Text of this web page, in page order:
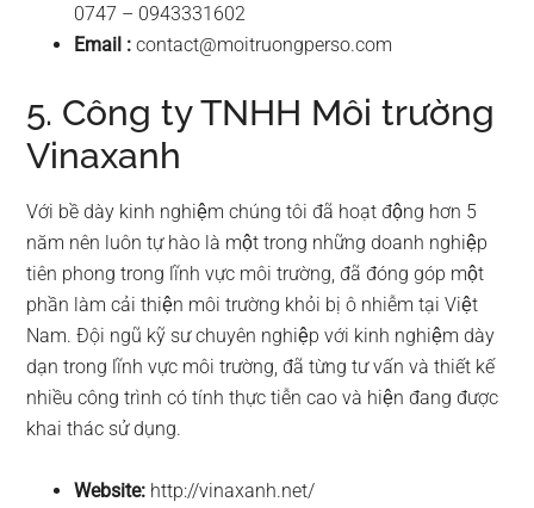
0747 – 0943331602
Email : contact@moitruongperso.com
5. Công ty TNHH Môi trường
Vinaxanh
Với bề dày kinh nghiệm chúng tôi đã hoạt động hơn 5
năm nên luôn tự hào là một trong những doanh nghiệp
tiên phong trong lĩnh vực môi trường, đã đóng góp một
phần làm cải thiện môi trường khỏi bị ô nhiễm tại Việt
Nam. Đội ngũ kỹ sư chuyên nghiệp với kinh nghiệm dày
dạn trong lĩnh vực môi trường, đã từng tư vấn và thiết kế
nhiều công trình có tính thực tiễn cao và hiện đang được
khai thác sử dụng.
Website: http://vinaxanh.net/